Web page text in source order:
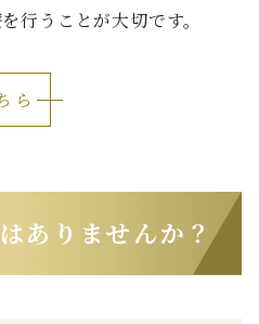
行うことが大切です。
ら
ありませんか？